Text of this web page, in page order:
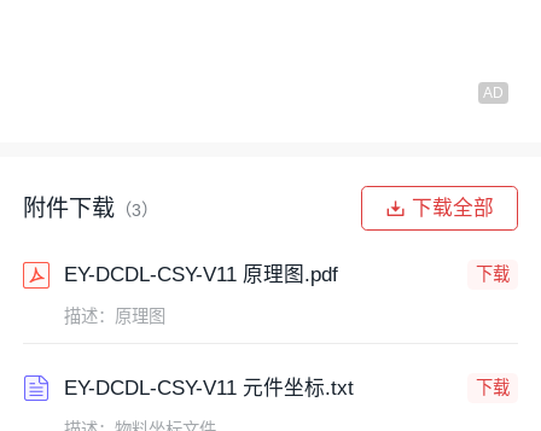
附件下载 （3） 下载全部
EY-DCDL-CSY-V11 原理图.pdf 下载
描述：原理图
EY-DCDL-CSY-V11 元件坐标.txt 下载